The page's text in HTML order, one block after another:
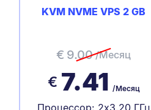
KVM NVME VPS 2 GB
€ 9.00 /Месяц
€ 7.41 /Месяц